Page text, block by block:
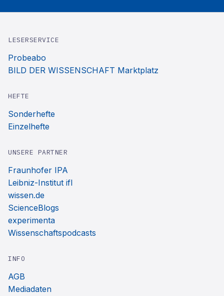
LESERSERVICE
Probeabo
BILD DER WISSENSCHAFT Marktplatz
HEFTE
Sonderhefte
Einzelhefte
UNSERE PARTNER
Fraunhofer IPA
Leibniz-Institut ifl
wissen.de
ScienceBlogs
experimenta
Wissenschaftspodcasts
INFO
AGB
Mediadaten